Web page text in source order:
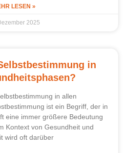
LESEN »
2025
in
in allen
ist ein Begriff, der in
eine immer größere Bedeutung
Kontext von Gesundheit und
wird oft darüber